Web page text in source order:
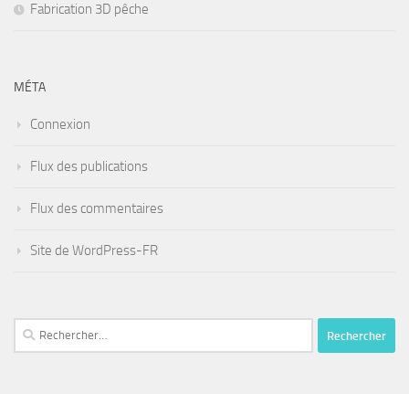
Fabrication 3D pêche
MÉTA
Connexion
Flux des publications
Flux des commentaires
Site de WordPress-FR
Rechercher :